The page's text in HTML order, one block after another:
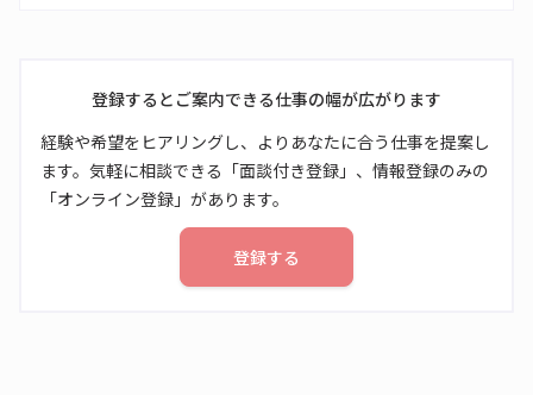
登録するとご案内できる仕事の幅が広がります
経験や希望をヒアリングし、よりあなたに合う仕事を提案し
ます。気軽に相談できる「面談付き登録」、情報登録のみの
「オンライン登録」があります。
登録する